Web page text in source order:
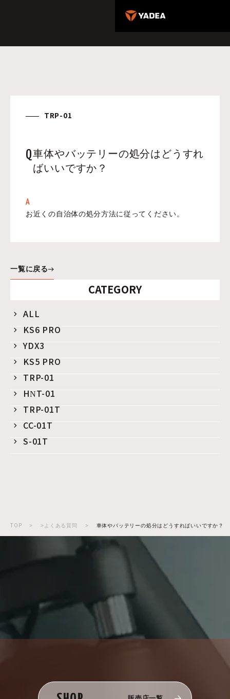
CATEGORY
ALL
KS6 PRO
YDX3
KS5 PRO
TRP-01
HNT-01
TRP-01T
CC-01T
S-01T
TRP-01
Q車体やバッテリーの処分はどうすれ
ばいいですか？
A
お近くの自治体の処分方法に従ってください。
一覧に戻る
TOP > >よくある質問 > 車体やバッテリーの処分はどうすればいいですか？